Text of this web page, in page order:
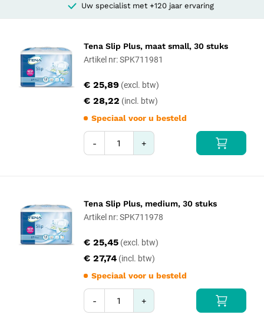
Uw specialist met +120 jaar ervaring
Tena Slip Plus, maat small, 30 stuks
Artikel nr: SPK711981
€ 28,22
€ 25,89
Speciaal voor u besteld
- +
Tena Slip Plus, medium, 30 stuks
Artikel nr: SPK711978
€ 27,74
€ 25,45
Speciaal voor u besteld
- +